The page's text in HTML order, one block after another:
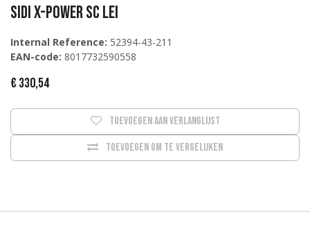
Sidi X-Power SC Lei
Internal Reference: 52394-43-211
EAN-code: 8017732590558
€ 330,54
Toevoegen om te vergelijken
Toevoegen aan verlanglijst